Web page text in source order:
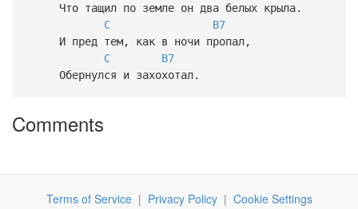
Что тащил по земле он два белых крыла.
C
B7
И пред тем, как в ночи пропал,
C
B7
Обернулся и захохотал.
Comments
Terms of Service| Privacy Policy| Cookie Settings